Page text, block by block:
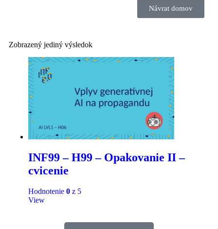
Návrat domov
Zobrazený jediný výsledok
INF99 – H99 – Opakovanie II –
cvicenie
Hodnotenie 0 z 5
View